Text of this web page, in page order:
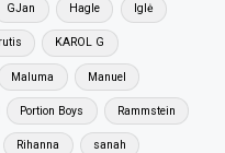
GJan Hagle Iglė
KAROL G
Maluma Manuel
Portion Boys Rammstein
Rihanna sanah